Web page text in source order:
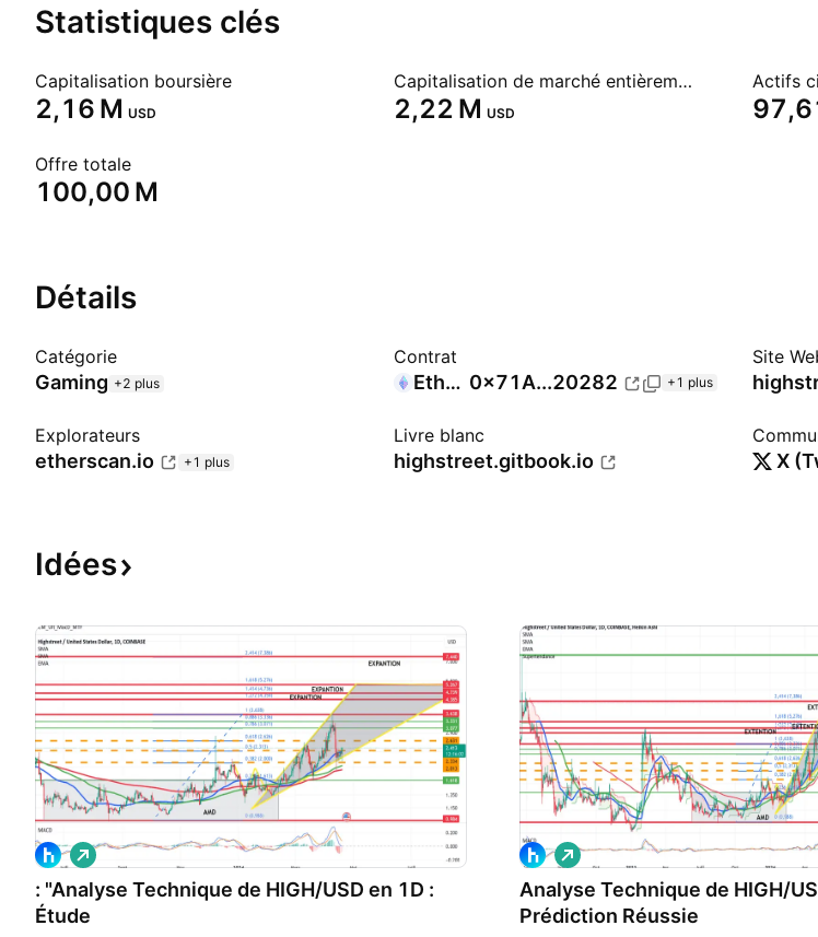
Statistiques clés
Capitalisation boursière
‪2,16 M‬ USD
Capitalisation de marché entièrement diluée
‪2,22 M‬ USD
Actifs
Offre totale
‪100,00 M‬
Détails
Catégorie
Gaming +2 plus
Contrat
Ethereum 0x71A...20282 +1 plus
Site
Explorateurs
etherscan.io +1 plus
Livre blanc
highstreet.gitbook.io X
Idées
: "Analyse Technique de HIGH/USD en 1D :
Étude
L
o
n
g
Analyse Technique de HIGH/
Prédiction Réussie
L
o
n
g